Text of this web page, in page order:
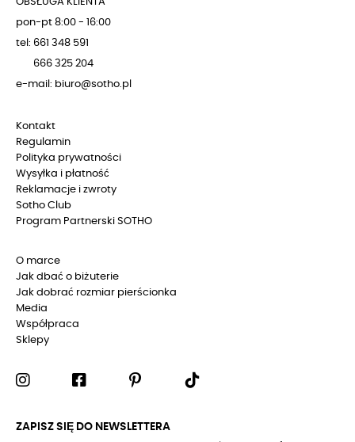
OBSŁUGA KLIENTA
pon-pt 8:00 - 16:00
tel: 661 348 591
666 325 204
e-mail: biuro@sotho.pl
Kontakt
Regulamin
Polityka prywatności
Wysyłka i płatność
Reklamacje i zwroty
Sotho Club
Program Partnerski SOTHO
O marce
Jak dbać o biżuterie
Jak dobrać rozmiar pierścionka
Media
Współpraca
Sklepy
ZAPISZ SIĘ DO NEWSLETTERA